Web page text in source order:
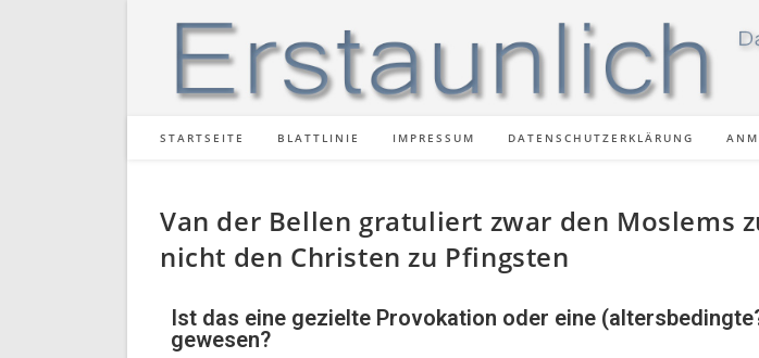
STARTSEITE BLATTLINIE IMPRESSUM DATENSCHUTZERKLÄRUNG
Van der Bellen gratuliert zwar den Moslems
nicht den Christen zu Pfingsten
Ist das eine gezielte Provokation oder eine
gewesen?